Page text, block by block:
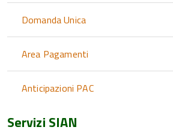
Domanda Unica
Area Pagamenti
Anticipazioni PAC
Servizi SIAN